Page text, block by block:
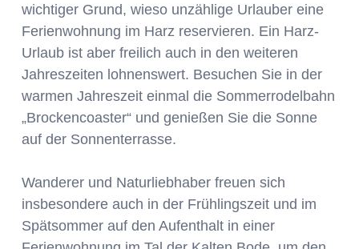
wichtiger Grund, wieso unzählige Urlauber eine
Ferienwohnung im Harz reservieren. Ein Harz-
Urlaub ist aber freilich auch in den weiteren
Jahreszeiten lohnenswert. Besuchen Sie in der
warmen Jahreszeit einmal die Sommerrodelbahn
„Brockencoaster“ und genießen Sie die Sonne
auf der Sonnenterrasse.
Wanderer und Naturliebhaber freuen sich
insbesondere auch in der Frühlingszeit und im
Spätsommer auf den Aufenthalt in einer